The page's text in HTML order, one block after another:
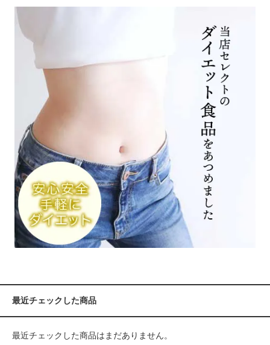
最近チェックした商品
最近チェックした商品はまだありません。